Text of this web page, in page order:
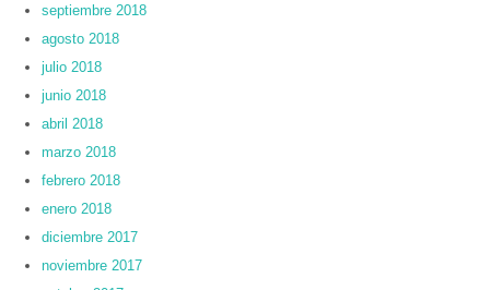
septiembre 2018
agosto 2018
julio 2018
junio 2018
abril 2018
marzo 2018
febrero 2018
enero 2018
diciembre 2017
noviembre 2017